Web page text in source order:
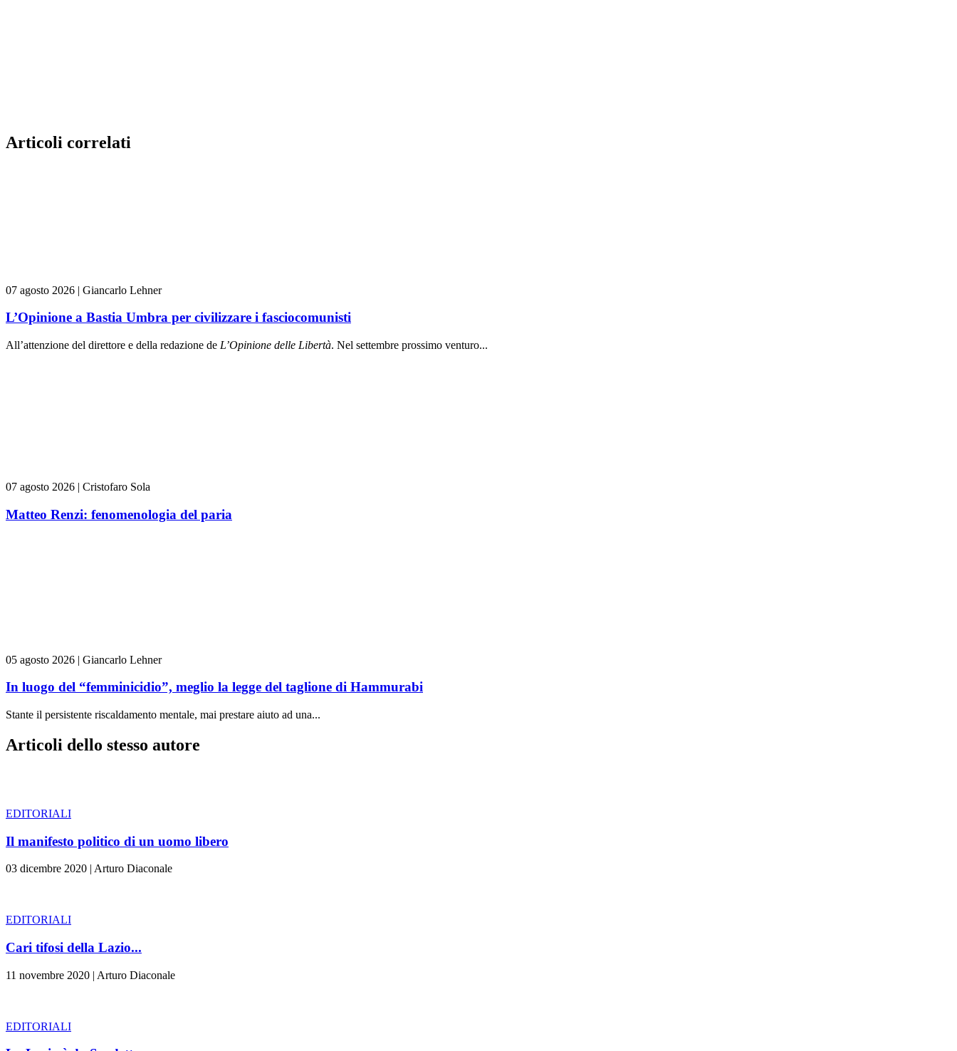
Articoli correlati
07 agosto 2026 | Giancarlo Lehner
L’Opinione a Bastia Umbra per civilizzare i fasciocomunisti
All’attenzione del direttore e della redazione de L’Opinione delle Libertà. Nel settembre prossimo venturo...
07 agosto 2026 | Cristofaro Sola
Matteo Renzi: fenomenologia del paria
05 agosto 2026 | Giancarlo Lehner
In luogo del “femminicidio”, meglio la legge del taglione di Hammurabi
Stante il persistente riscaldamento mentale, mai prestare aiuto ad una...
Articoli dello stesso autore
EDITORIALI
Il manifesto politico di un uomo libero
03 dicembre 2020 | Arturo Diaconale
EDITORIALI
Cari tifosi della Lazio...
11 novembre 2020 | Arturo Diaconale
EDITORIALI